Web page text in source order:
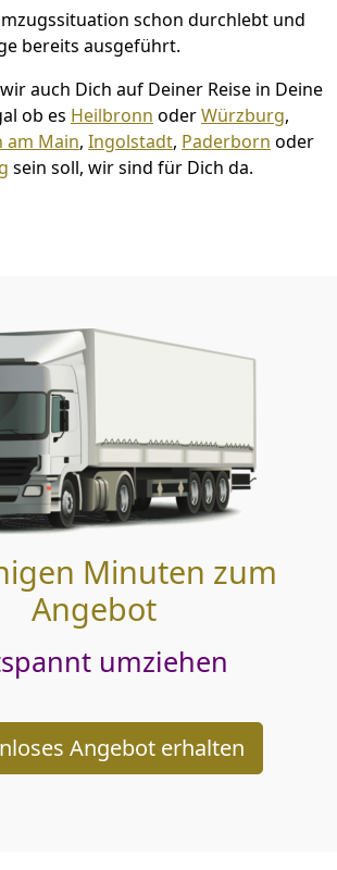
schon durchlebt und
bereits ausgeführt.
auch Dich auf Deiner Reise in Deine
ob es Heilbronn oderWürzburg,
am Main, Ingolstadt, Paderborn oder
sein soll, wir sind für Dich da.
Minuten zum
Angebot
umziehen
Angebot erhalten